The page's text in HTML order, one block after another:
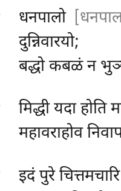
धनपालो
दुन्निवारयो;
बद्धो कबळं न
मिद्धीयदा होति
महावराहोव
इदंपुरे